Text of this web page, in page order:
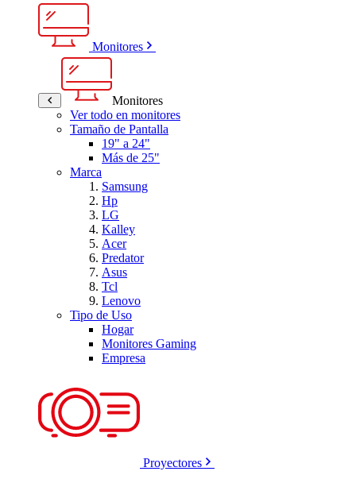
Monitores
Monitores
Ver todo en monitores
Tamaño de Pantalla
19" a 24"
Más de 25"
Marca
Samsung
Hp
LG
Kalley
Acer
Predator
Asus
Tcl
Lenovo
Tipo de Uso
Hogar
Monitores Gaming
Empresa
Proyectores